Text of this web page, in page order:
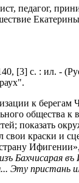
педагог,
с. : ил. -
к
общества к
показать
краски и
Бахчисарая
Эту пристань